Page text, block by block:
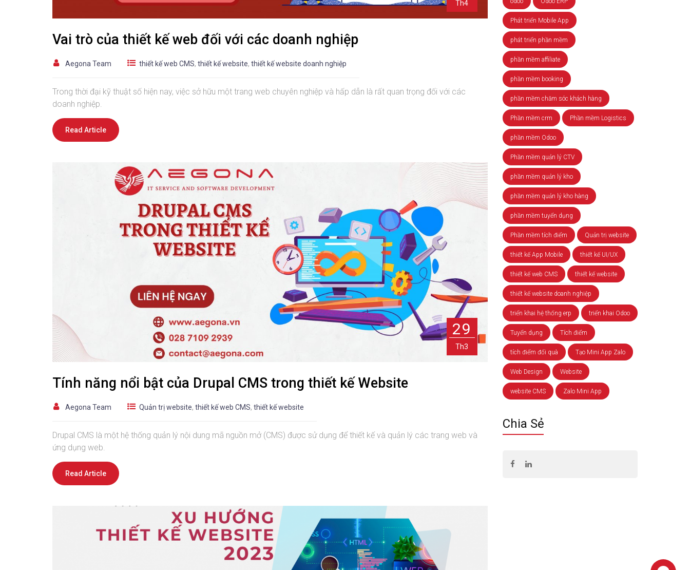
Th4
Vai trò của thiết kế web đối với các doanh nghiệp
Aegona Team thiết kế web CMS, thiết kế website, thiết kế website doanh nghiệp
Trong thời đại kỹ thuật số hiện nay, việc sở hữu một trang web chuyên nghiệp và hấp dẫn là rất quan trọng đối với các
doanh nghiệp.
Read Article
29
Th3
Tính năng nổi bật của Drupal CMS trong thiết kế Website
Aegona Team Quản trị website, thiết kế web CMS, thiết kế website
Drupal CMS là một hệ thống quản lý nội dung mã nguồn mở (CMS) được sử dụng để thiết kế và quản lý các trang web và
ứng dụng web.
Read Article
Phát triển Mobile App
phát triển phần mềm
phần mềm affiliate
phần mềm booking
phần mềm chăm sóc khách hàng
Phần mềm crm Phần mềm Logistics
phần mềm Odoo
Phần mềm quản lý CTV
phần mềm quản lý kho
phần mềm quản lý kho hàng
phần mềm tuyển dụng
Phần mềm tích điểm Quản trị website
thiết kế App Mobile thiết kế UI/UX
thiết kế web CMS thiết kế website
thiết kế website doanh nghiệp
triển khai hệ thống erp triển khai Odoo
Tuyển dụng Tích điểm
tích điểm đổi quà Tạo Mini App Zalo
Web Design Website
website CMS Zalo Mini App
Chia Sẻ